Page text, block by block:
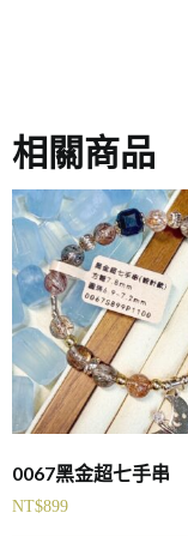
相關商品
0067黑金超七手串
NT$899